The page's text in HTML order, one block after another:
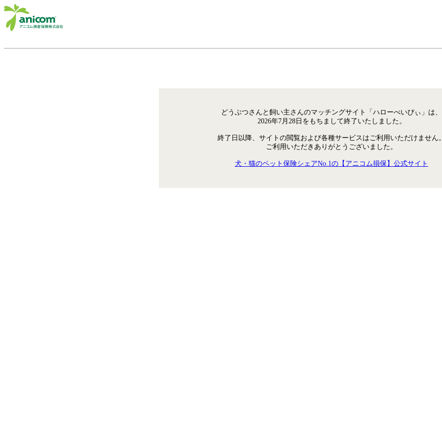
どうぶつさんと飼い主さんのマッチングサイト「ハローべいびぃ」は、
2026年7月28日をもちまして終了いたしました。
終了日以降、サイトの閲覧および各種サービスはご利用いただけません
ご利用いただきありがとうございました。
犬・猫のペット保険シェアNo.1の【アニコム損保】公式サイト